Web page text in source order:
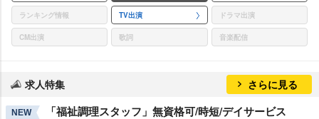
ランキング情報 TV出演 ドラマ出演
CM出演 歌詞 音楽配信
求人特集 さらに見る
NEW 「福祉調理スタッフ」無資格可/時短/デイサービス